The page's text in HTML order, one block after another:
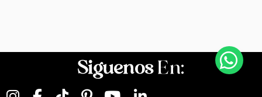
SiguenosEn: